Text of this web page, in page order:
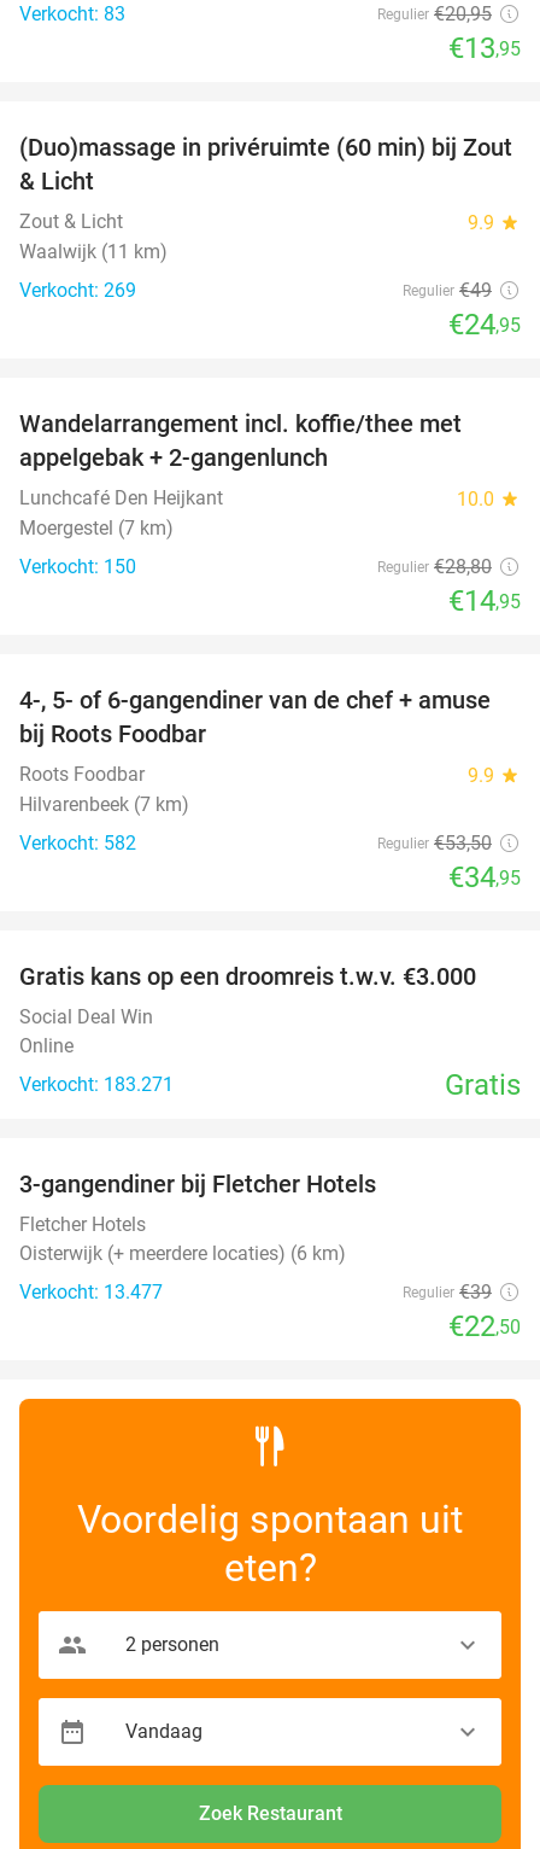
Verkocht: 83
Regulier €20,95
€13,95
49%
(Duo)massage in privéruimte (60 min) bij Zout
& Licht
Zout & Licht 9.9 star
Waalwijk (11 km)
Verkocht: 269
Regulier €49
€24,95
Wandelarrangement incl. koffie/thee met
appelgebak + 2-gangenlunch
Lunchcafé Den Heijkant 10.0 star
Moergestel (7 km)
Verkocht: 150
Regulier €28,80
€14,95
35%
4-, 5- of 6-gangendiner van de chef + amuse
bij Roots Foodbar
Roots Foodbar 9.9 star
Hilvarenbeek (7 km)
Verkocht: 582
Regulier €53,50
€34,95
Gratis kans op een droomreis t.w.v. €3.000
Social Deal Win
Online
Verkocht: 183.271
Gratis
3-gangendiner bij Fletcher Hotels
Fletcher Hotels
Oisterwijk (+ meerdere locaties) (6 km)
Verkocht: 13.477
Regulier €39
€22,50
Voordelig spontaan uit
eten?
Zoek Restaurant